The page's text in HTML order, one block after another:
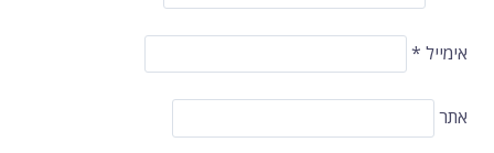
אימייל *
אתר